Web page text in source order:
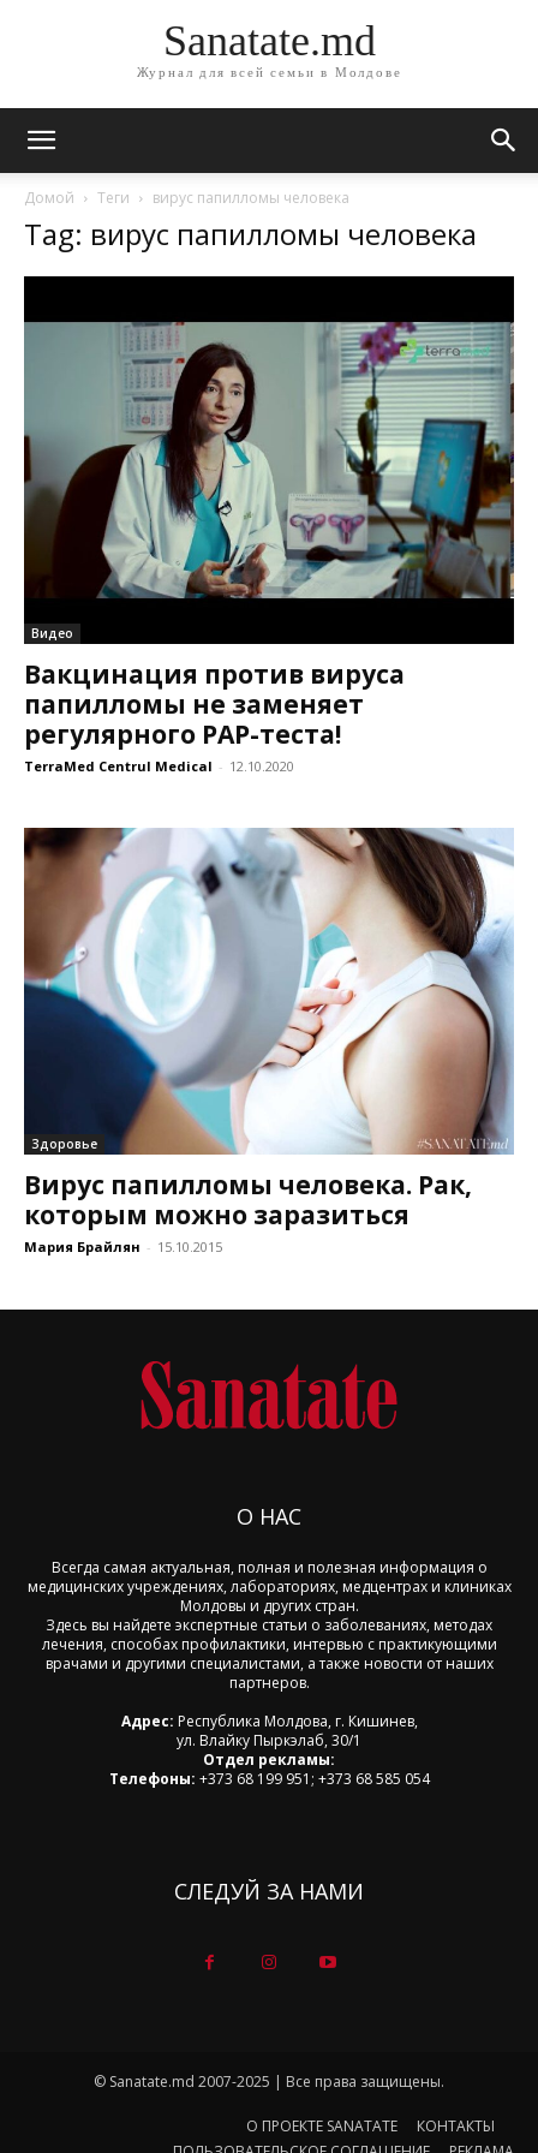
Sanatate.md
Журнал для всей семьи в Молдове
Домой Теги вирус папилломы человека
Tag: вирус папилломы человека
Видео
Вакцинация против вируса
папилломы не заменяет
регулярного PAP-теста!
TerraMed Centrul Medical - 12.10.2020
Здоровье
Вирус папилломы человека. Рак,
которым можно заразиться
Мария Брайлян - 15.10.2015
О НАС
Всегда самая актуальная, полная и полезная информация о
медицинских учреждениях, лабораториях, медцентрах и клиниках
Молдовы и других стран.
Здесь вы найдете экспертные статьи о заболеваниях, методах
лечения, способах профилактики, интервью с практикующими
врачами и другими специалистами, а также новости от наших
партнеров.
Адрес: Республика Молдова, г. Кишинев,
ул. Влайку Пыркэлаб, 30/1
Отдел рекламы:
Телефоны: +373 68 199 951; +373 68 585 054
СЛЕДУЙ ЗА НАМИ
© Sanatate.md 2007-2025 | Все права защищены.
О ПРОЕКТЕ SANATATE
КОНТАКТЫ